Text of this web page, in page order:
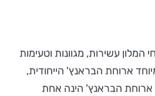
עשירות, מגוונות וטעימות
ארוחת הבראנץ' הייחודית,
ארוחת הבראנץ' הינה אחת